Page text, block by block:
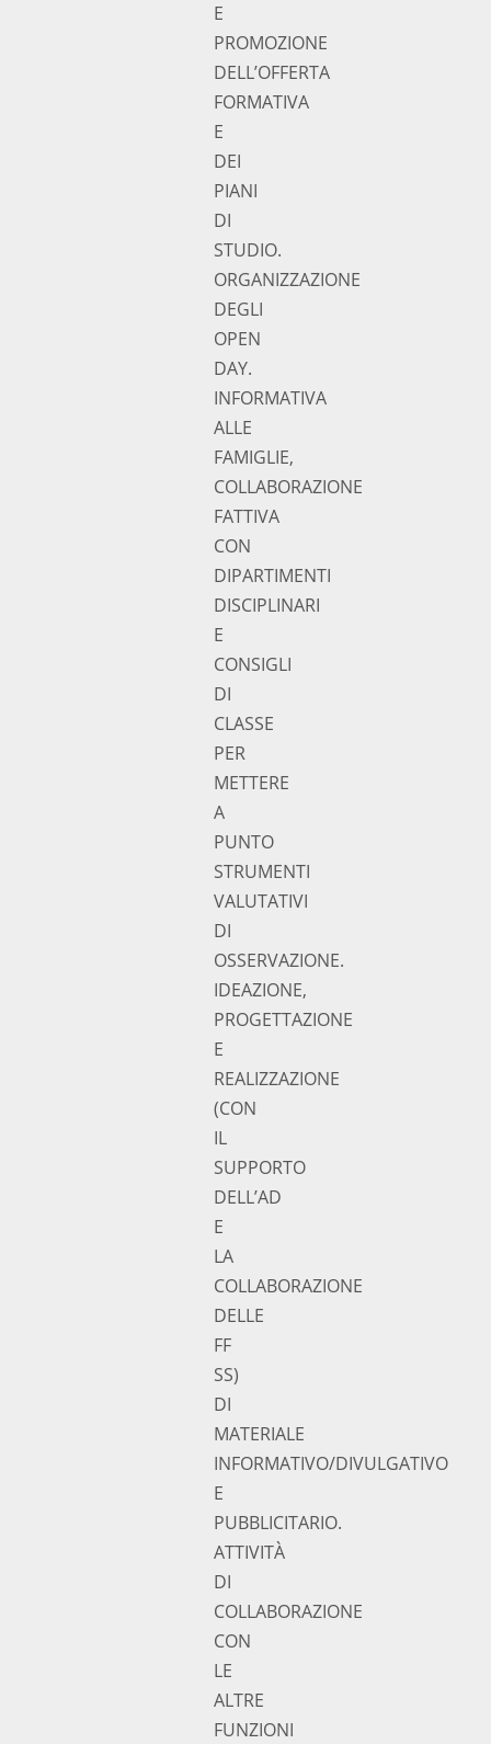
E
PROMOZIONE
DELL’OFFERTA
FORMATIVA
E
DEI
PIANI
DI
STUDIO.
ORGANIZZAZIONE
DEGLI
OPEN
DAY.
INFORMATIVA
ALLE
FAMIGLIE,
COLLABORAZIONE
FATTIVA
CON
DIPARTIMENTI
DISCIPLINARI
E
CONSIGLI
DI
CLASSE
PER
METTERE
A
PUNTO
STRUMENTI
VALUTATIVI
DI
OSSERVAZIONE.
IDEAZIONE,
PROGETTAZIONE
E
REALIZZAZIONE
(CON
IL
SUPPORTO
DELL’AD
E
LA
COLLABORAZIONE
DELLE
FF
SS)
DI
MATERIALE
INFORMATIVO/DIVULGATIVO
E
PUBBLICITARIO.
ATTIVITÀ
DI
COLLABORAZIONE
CON
LE
ALTRE
FUNZIONI